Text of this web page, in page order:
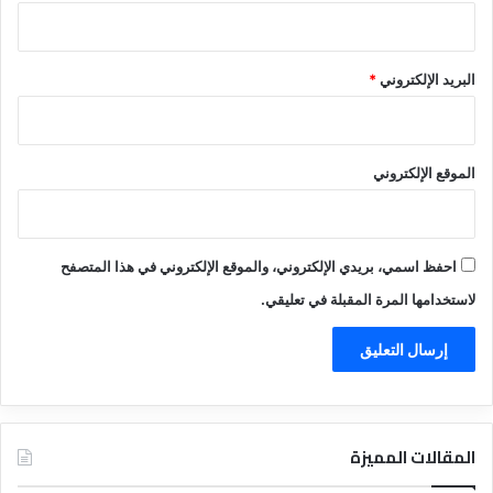
البريد الإلكتروني*
الموقع الإلكتروني
احفظ اسمي، بريدي الإلكتروني، والموقع الإلكتروني في هذا المتصفح
لاستخدامها المرة المقبلة في تعليقي.
المقالات المميزة